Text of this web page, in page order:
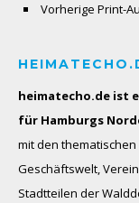
Vorherige Print-
heimatecho.de ist
für Hamburgs
mit den
Geschäftswelt,
Stadtteilen der